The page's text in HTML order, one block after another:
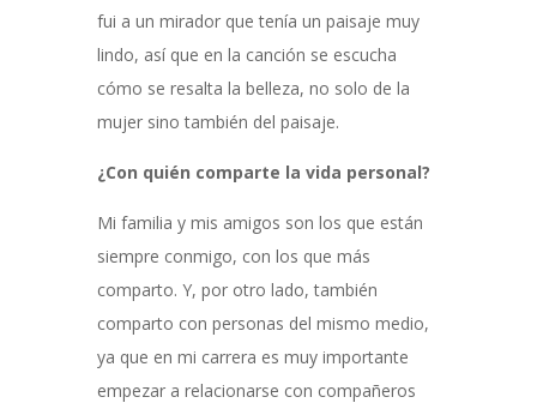
fui a un mirador que tenía un paisaje muy
lindo, así que en la canción se escucha
cómo se resalta la belleza, no solo de la
mujer sino también del paisaje.
¿Con quién comparte la vida personal?
Mi familia y mis amigos son los que están
siempre conmigo, con los que más
comparto. Y, por otro lado, también
comparto con personas del mismo medio,
ya que en mi carrera es muy importante
empezar a relacionarse con compañeros